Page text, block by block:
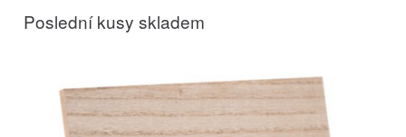
Poslední kusy skladem